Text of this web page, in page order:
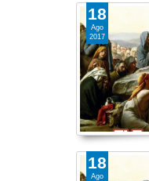
18
Ago
2017
18
Ago